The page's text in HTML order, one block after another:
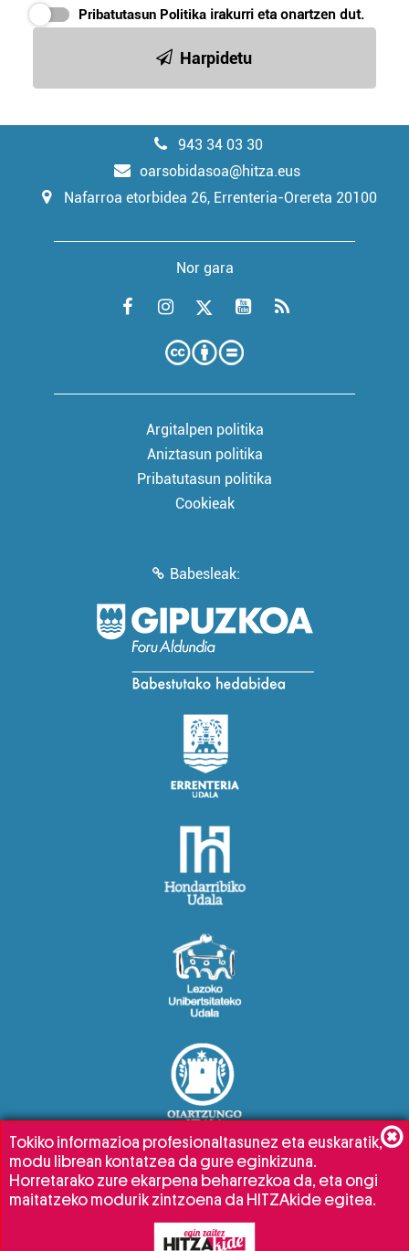
Pribatutasun Politika irakurri eta onartzen dut.
Harpidetu
943 34 03 30
oarsobidasoa@hitza.eus
Nafarroa etorbidea 26, Errenteria-Orereta 20100
Nor gara
Argitalpen politika
Aniztasun politika
Pribatutasun politika
Cookieak
Babesleak:
Tokiko informazioa profesionaltasunez eta euskaratik,
modu librean kontatzea da gure eginkizuna.
Horretarako zure ekarpena beharrezkoa da, eta ongi
maitatzeko modurik zintzoena da HITZAkide egitea.